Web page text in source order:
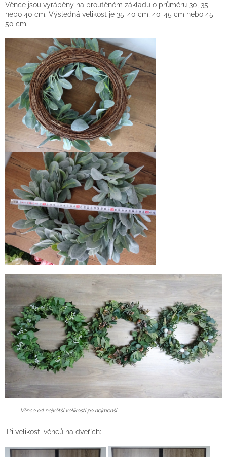
Věnce jsou vyráběny na proutěném základu o průměru 30, 35
nebo 40 cm. Výsledná velikost je 35-40 cm, 40-45 cm nebo 45-
50 cm.
Věnce od největší velikosti po nejmenší
Tři velikosti věnců na dveřích: